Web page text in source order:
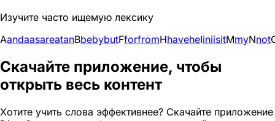
Изучите часто ищемую лексику
AandaasareatanBbebybutFforfromHhaveheIiniisitMmyNnot
Скачайте приложение, чтобы
открыть весь контент
Хотите учить слова эффективнее? Скачайте приложение